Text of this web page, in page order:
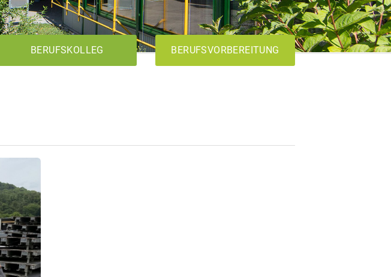
BERUFSKOLLEG
1BK2T
1BKFH
BERUFSVORBEREITUNG